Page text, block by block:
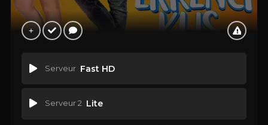
Serveur Fast HD
Serveur 2 Lite